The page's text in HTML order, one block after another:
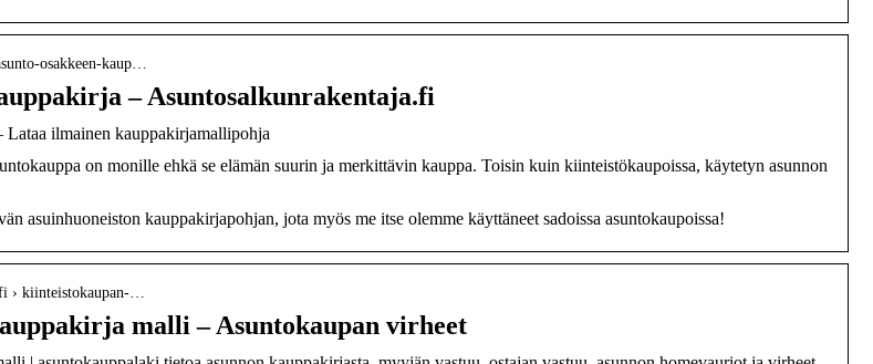
osakkeen-kaup…
– Asuntosalkunrakentaja.fi
Lataa ilmainen kauppakirjamallipohja
on monille ehkä se elämän suurin ja merkittävin kauppa. Toisin kuin kiinteistökaupoissa, käytetyn asunnon
asuinhuoneiston kauppakirjapohjan, jota myös me itse olemme käyttäneet sadoissa asuntokaupoissa!
› kiinteistokaupan-…
malli – Asuntokaupan virheet